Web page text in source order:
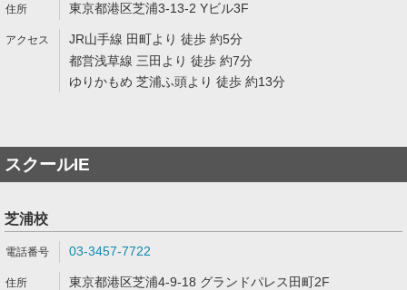
東京都港区芝浦3-13-2 Yビル3F
JR山手線 田町より 徒歩 約5分
都営浅草線 三田より 徒歩 約7分
ゆりかもめ 芝浦ふ頭より 徒歩 約13分
スクールIE
芝浦校
03-3457-7722
東京都港区芝浦4-9-18 グランドパレス田町2F